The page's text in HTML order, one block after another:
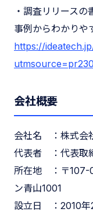
・調査リリースの
事例からわかりや
https://
会社概要
会社名 ：株式会
代表者 ：代表取
所在地 ：〒107-
ン青山1001
設立日 ：2010年